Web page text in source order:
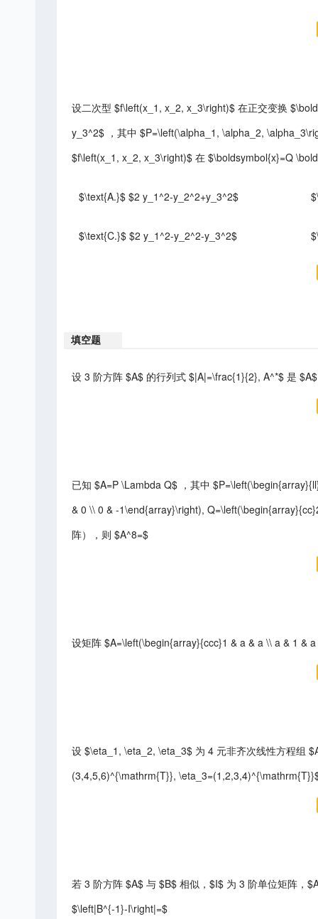
设二次型 $f\left(x_1, x_2, x_3\right)$ 在正交变换
y_3^2$ ，其中 $P=\left(\alpha_1, \alpha_2,
$f\left(x_1, x_2, x_3\right)$ 在 $\boldsymbol{x}=Q
$\text{A.}$ $2 y_1^2-y_2^2+y_3^2$
$\text{C.}$ $2 y_1^2-y_2^2-y_3^2$
填空题
设 3 阶方阵 $A$ 的行列式 $|A|=\frac{1}{2}, A^*$ 是
已知 $A=P \Lambda Q$ ，其中
& 0 \\ 0 & -1\end{array}\right),
阵），则 $A^8=$
设矩阵 $A=\left(\begin{array}{ccc}1 & a & a \\ a & 1 &
设 $\eta_1, \eta_2, \eta_3$ 为 4 元非齐次线性方程组
(3,4,5,6)^{\mathrm{T}},
若 3 阶方阵 $A$ 与 $B$ 相似，$I$ 为 3 阶单位矩阵，
$\left|B^{-1}-I\right|=$